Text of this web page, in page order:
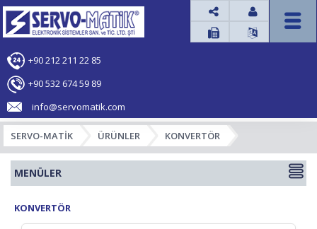




+90 212 211 22 85
+90 532 674 59 89
info@servomatik.com
SERVO-MATİK ÜRÜNLER KONVERTÖR
MENÜLER
KONVERTÖR